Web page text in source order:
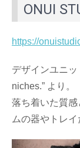
ONUI
https://
デザインユニ
niches.” より。
落ち着いた質
ムの器やトレイ